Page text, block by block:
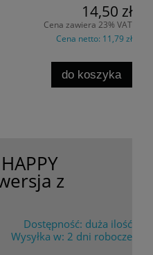
14,50 zł
Cena zawiera 23% VAT
Cena netto: 11,79 zł
do koszyka
z
Dostępność: duża ilość
Wysyłka w: 2 dni robocze